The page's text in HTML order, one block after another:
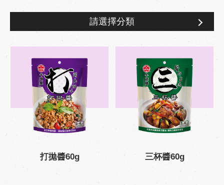
請選擇分類
方便醬包系列
打拋醬60g 三杯醬60g